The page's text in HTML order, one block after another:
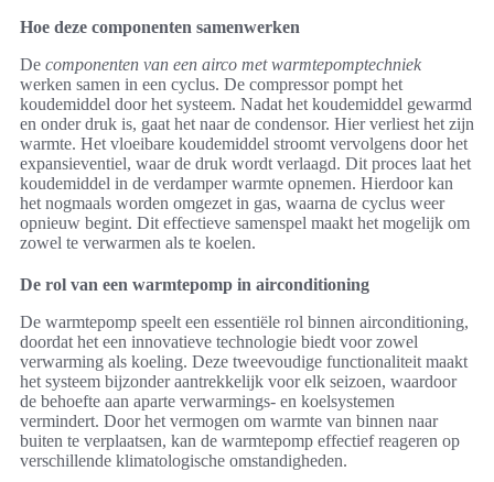
Hoe deze componenten samenwerken
De componenten van een airco met warmtepomptechniek
werken samen in een cyclus. De compressor pompt het
koudemiddel door het systeem. Nadat het koudemiddel gewarmd
en onder druk is, gaat het naar de condensor. Hier verliest het zijn
warmte. Het vloeibare koudemiddel stroomt vervolgens door het
expansieventiel, waar de druk wordt verlaagd. Dit proces laat het
koudemiddel in de verdamper warmte opnemen. Hierdoor kan
het nogmaals worden omgezet in gas, waarna de cyclus weer
opnieuw begint. Dit effectieve samenspel maakt het mogelijk om
zowel te verwarmen als te koelen.
De rol van een warmtepomp in airconditioning
De warmtepomp speelt een essentiële rol binnen airconditioning,
doordat het een innovatieve technologie biedt voor zowel
verwarming als koeling. Deze tweevoudige functionaliteit maakt
het systeem bijzonder aantrekkelijk voor elk seizoen, waardoor
de behoefte aan aparte verwarmings- en koelsystemen
vermindert. Door het vermogen om warmte van binnen naar
buiten te verplaatsen, kan de warmtepomp effectief reageren op
verschillende klimatologische omstandigheden.